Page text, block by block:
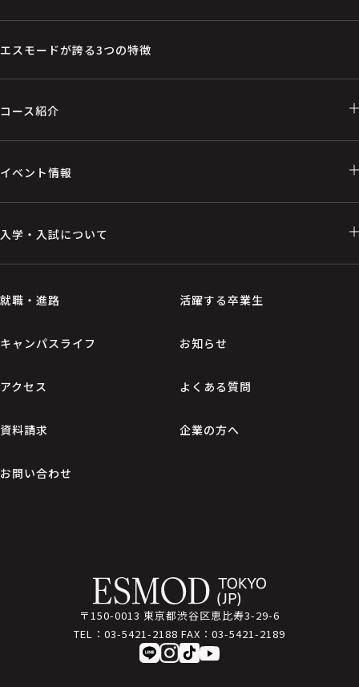
エスモードが誇る3つの特徴
コース紹介
イベント情報
入学・入試について
就職・進路 活躍する卒業生
キャンパスライフ お知らせ
アクセス よくある質問
資料請求 企業の方へ
お問い合わせ
〒150-0013 東京都渋谷区恵比寿3-29-6
TEL： 03-5421-2188 FAX： 03-5421-2189